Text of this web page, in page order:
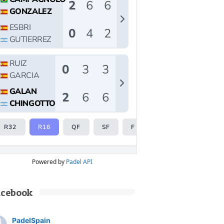
Powered by Padel API
PadelSpain